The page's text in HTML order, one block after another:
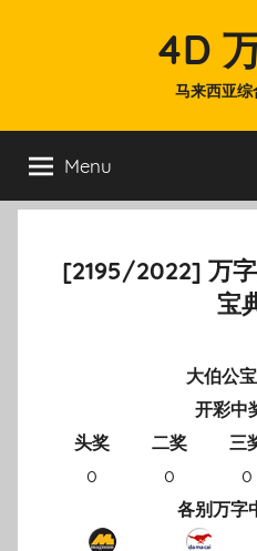
4D
马来西亚综
Menu
[2195/2022] 万
宝
大伯公
开彩中
头奖
二奖 三
0
0 0
各别万字